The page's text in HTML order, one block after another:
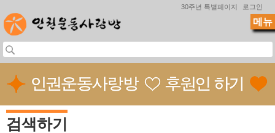
30주년 특별페이지 로그인
검색하기
메뉴